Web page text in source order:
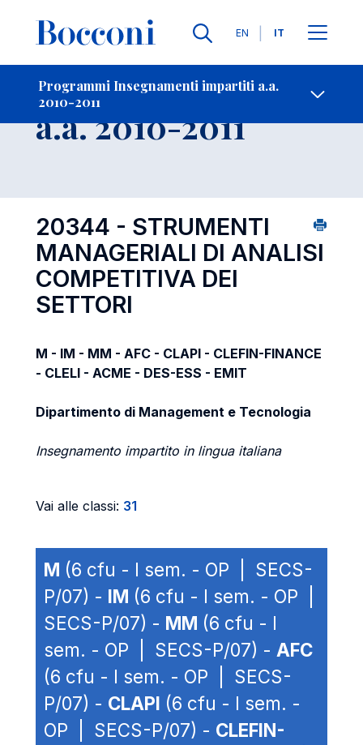
Lingue
EN IT
Programmi Insegnamenti impartiti a.a.
2010-2011
-
Insegnamento
a.a. 2010-2011
20344 - STRUMENTI
MANAGERIALI DI ANALISI
COMPETITIVA DEI
SETTORI
M - IM - MM - AFC - CLAPI - CLEFIN-FINANCE
- CLELI - ACME - DES-ESS - EMIT
Dipartimento di Management e Tecnologia
Insegnamento impartito in lingua italiana
Vai alle classi: 31
M (6 cfu - I sem. - OP | SECS-
P/07) - IM (6 cfu - I sem. - OP |
SECS-P/07) - MM (6 cfu - I
sem. - OP | SECS-P/07) - AFC
(6 cfu - I sem. - OP | SECS-
P/07) - CLAPI (6 cfu - I sem. -
OP | SECS-P/07) - CLEFIN-